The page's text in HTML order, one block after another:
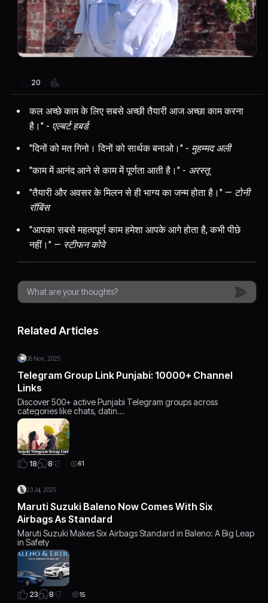
20
कल अच्छे काम के लिए सबसे अच्छी तैयारी आज अच्छा काम करना
है।" - एल्बर्ट हबर्ड
"दिनों को मत गिनो। दिनों को सार्थक बनाओ।" - मुहम्मद अली
"काम में आनंद आने से काम में पूर्णता आती है।" - अरस्तू
"तैयारी और अवसर के मिलन से ही भाग्य का जन्म होता है।" — टोनी
रॉबिंस
"आपका सबसे महत्वपूर्ण काम हमेशा आपके आगे होता है, कभी पीछे
नहीं।" — स्टीफन कोवे
Related Articles
06 Nov, 2025
Telegram Group Link Punjabi: 10000+ Channel
Links
Discover 500+ active Punjabi Telegram groups across
categories like chats, datin…
18 8 61
23 Jul, 2025
Maruti Suzuki Baleno Now Comes With Six
Airbags As Standard
Maruti Suzuki Makes Six Airbags Standard in Baleno: A Big Leap
in Safety
23 8 15